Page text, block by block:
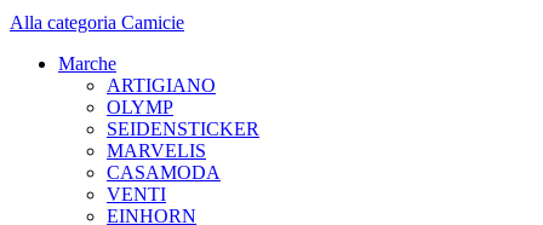
Alla categoria Camicie
Marche
ARTIGIANO
OLYMP
SEIDENSTICKER
MARVELIS
CASAMODA
VENTI
EINHORN